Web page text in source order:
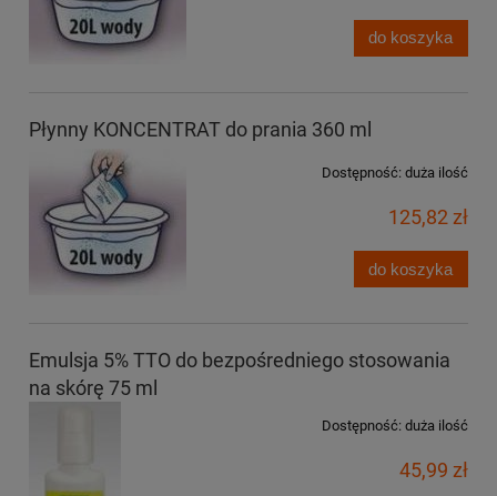
do koszyka
Płynny KONCENTRAT do prania 360 ml
Dostępność: duża ilość
125,82 zł
do koszyka
Emulsja 5% TTO do bezpośredniego stosowania
na skórę 75 ml
Dostępność: duża ilość
45,99 zł